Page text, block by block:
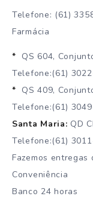
Telefone: (61)
Farmácia
* QS 604,
Telefone:(61)
* QS 409,
Telefone:(61)
Santa Maria: QD
Telefone:(61)
Fazemos entregas
Conveniência
Banco 24 horas